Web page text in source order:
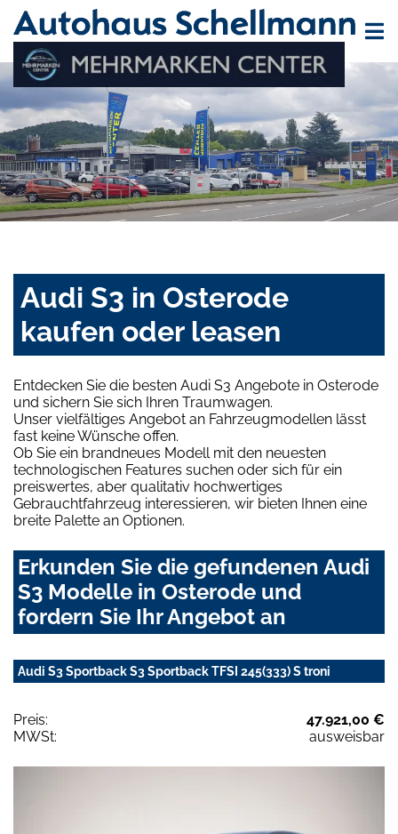
Audi S3 in Osterode
kaufen oder leasen
Entdecken Sie die besten Audi S3 Angebote in Osterode
und sichern Sie sich Ihren Traumwagen.
Unser vielfältiges Angebot an Fahrzeugmodellen lässt
fast keine Wünsche offen.
Ob Sie ein brandneues Modell mit den neuesten
technologischen Features suchen oder sich für ein
preiswertes, aber qualitativ hochwertiges
Gebrauchtfahrzeug interessieren, wir bieten Ihnen eine
breite Palette an Optionen.
Erkunden Sie die gefundenen Audi
S3 Modelle in Osterode und
fordern Sie Ihr Angebot an
Audi S3 Sportback S3 Sportback TFSI 245(333) S troni
Preis:
47.921,00 €
MWSt:
ausweisbar